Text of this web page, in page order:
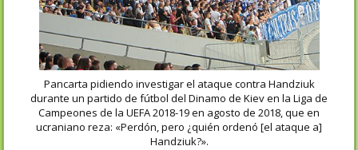
Pancarta pidiendo investigar el ataque contra Handziuk
durante un partido de fútbol del Dinamo de Kiev en la Liga de
Campeones de la UEFA 2018-19 en agosto de 2018, que en
ucraniano reza: «Perdón, pero ¿quién ordenó [el ataque a]
Handziuk?».